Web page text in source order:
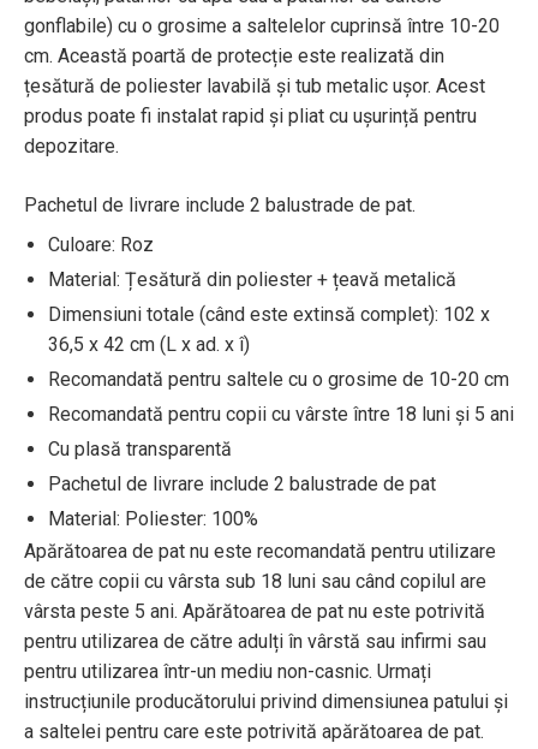
gonflabile) cu o grosime a saltelelor cuprinsă între 10-20
cm. Această poartă de protecție este realizată din
țesătură de poliester lavabilă și tub metalic ușor. Acest
produs poate fi instalat rapid și pliat cu ușurință pentru
depozitare.
Pachetul de livrare include 2 balustrade de pat.
Culoare: Roz
Material: Țesătură din poliester + țeavă metalică
Dimensiuni totale (când este extinsă complet): 102 x
36,5 x 42 cm (L x ad. x î)
Recomandată pentru saltele cu o grosime de 10-20 cm
Recomandată pentru copii cu vârste între 18 luni și 5 ani
Cu plasă transparentă
Pachetul de livrare include 2 balustrade de pat
Material: Poliester: 100%
Apărătoarea de pat nu este recomandată pentru utilizare
de către copii cu vârsta sub 18 luni sau când copilul are
vârsta peste 5 ani. Apărătoarea de pat nu este potrivită
pentru utilizarea de către adulți în vârstă sau infirmi sau
pentru utilizarea într-un mediu non-casnic. Urmați
instrucțiunile producătorului privind dimensiunea patului și
a saltelei pentru care este potrivită apărătoarea de pat.